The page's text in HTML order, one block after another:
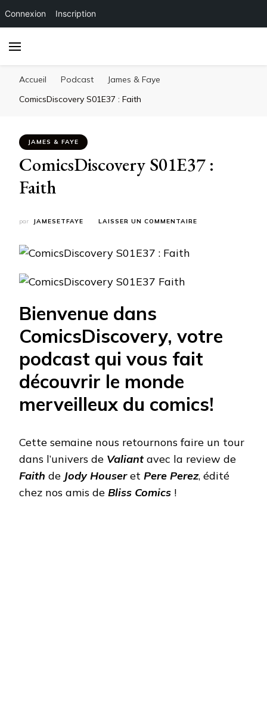
Connexion Inscription
Accueil Podcast
James & Faye
ComicsDiscovery S01E37 : Faith
JAMES & FAYE
ComicsDiscovery S01E37 :
Faith
par JAMESETFAYE LAISSER UN COMMENTAIRE
Bienvenue dans
ComicsDiscovery, votre
podcast qui vous fait
découvrir le monde
merveilleux du comics!
Cette semaine nous retournons faire un tour
dans l’univers de Valiantavec la review de
Faith de Jody Houseret Pere Perez, édité
chez nos amis de Bliss Comics !